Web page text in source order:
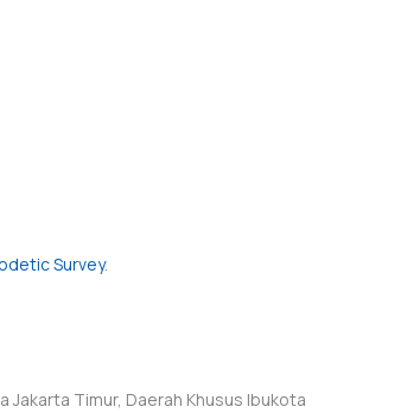
Survey.
Jakarta Timur, Daerah Khusus Ibukota